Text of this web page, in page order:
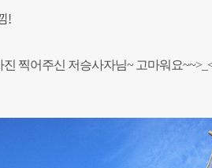
!
찍어주신 저승사자님~ 고마워요